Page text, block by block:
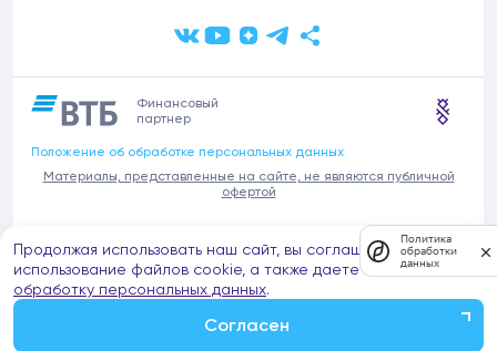
Финансовый
партнер
Положение об обработке персональных данных
Материалы, представленные на сайте, не являются публичной
офертой
В связи с участившимися случаями предложений частных услуг от
имени компании Донстрой (проведения ремонтов, продажи
отделочных материалов и т.п.), обращаем внимание на то, что
компания Донстрой не оказывает таких услуг, не имеет
представительств такого профиля и не обращается к частным
Продолжая использовать наш сайт, вы соглашаетесь на
использование файлов cookie, а также даете согласие на
обработку персональных данных.
Согласен
Политика
обработки
данных